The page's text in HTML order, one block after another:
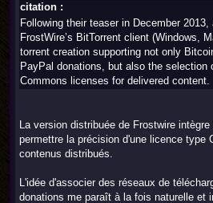
citation :
Following their teaser in December
FrostWire’s BitTorrent client (Windows,
torrent creation supporting not only
PayPal donations, but also the selection
Commons licenses for delivered content.
La version distribuée de Frostwire
permettre la précision d'une licence type
contenus distribués.
L'idée d'associer des réseaux de
donations me paraît à la fois naturelle et